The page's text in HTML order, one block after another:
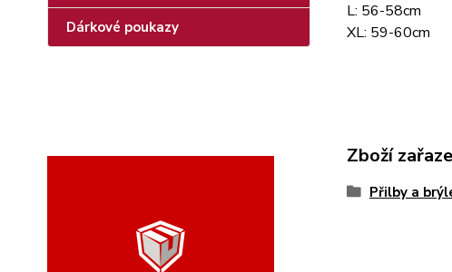
Dárkové poukazy
L: 56-58cm
XL: 59-60cm
Zboží
Přilby a